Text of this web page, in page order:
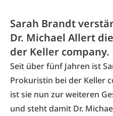
Sarah Brandt
Dr. Michael Allert
der Keller company.
Seit über fünf Jahren ist
Prokuristin bei der Keller
ist sie nun zur weiteren
und steht damit Dr.